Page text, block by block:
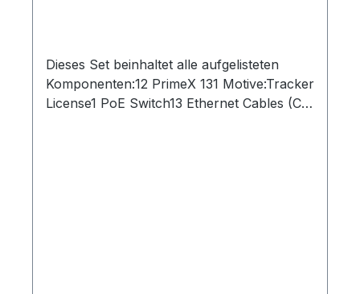
Dieses Set beinhaltet alle aufgelisteten
Komponenten:12 PrimeX 131 Motive:Tracker
License1 PoE Switch13 Ethernet Cables (Cat